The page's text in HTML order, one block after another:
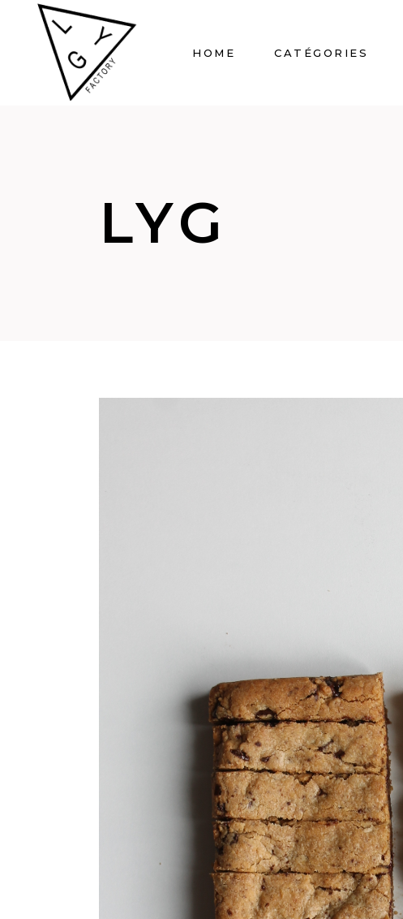
HOME CATÉGORIES
LYG